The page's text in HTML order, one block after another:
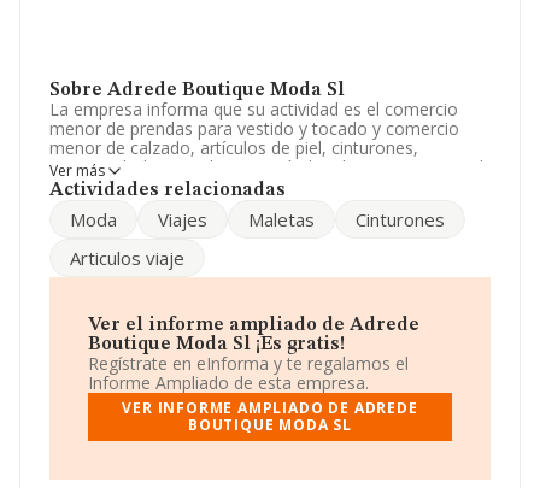
Sobre Adrede Boutique Moda Sl
La empresa informa que su actividad es el comercio
menor de prendas para vestido y tocado y comercio
menor de calzado, artículos de piel, cinturones,
carteras, bolsos, maletas y artículos de viaje en general.
La sociedad está registrada como Sociedad Limitada.
'Comercio al por menor de prendas de vestir en
La compañía no tiene actividad en mercados exteriores.
del teléfono 986353698.
La empresa españolaAdrede Boutique Moda S.L
B36918431, se encuentra en Calle Damas Apostolicas
núm. 17, (36370), en el municipio de Vilamean, en
Pontevedra, Galicia.
sobre 22.498 compañías, a nivel nacional la facturación
Ver más
Actividades relacionadas
Moda Viajes Maletas
Cinturones
Articulos viaje
Ver el informe ampliado de Adrede
Boutique Moda Sl ¡Es gratis!
Regístrate en eInforma y te regalamos el
Informe Ampliado de esta empresa.
VER INFORME AMPLIADO DE ADREDE
BOUTIQUE MODA SL